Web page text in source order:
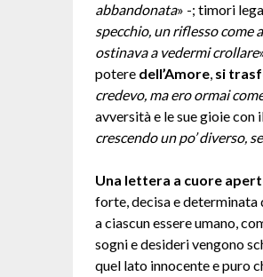
abbandonata» -; timori
specchio, un riflesso come
ostinava a vedermi crollare
potere dell’Amore, si
credevo, ma ero ormai
avversità e le sue gioie con
crescendo un po’ diverso,
Una lettera a cuore
forte, decisa e determinata
a ciascun essere umano,
sogni e desideri vengono
quel lato innocente e puro